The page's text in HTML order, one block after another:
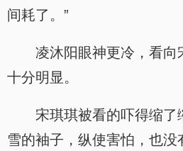
间耗了。”
凌沐阳眼神更冷，看向
十分明显。
宋琪琪被看的吓得缩
雪的袖子，纵使害怕，也没